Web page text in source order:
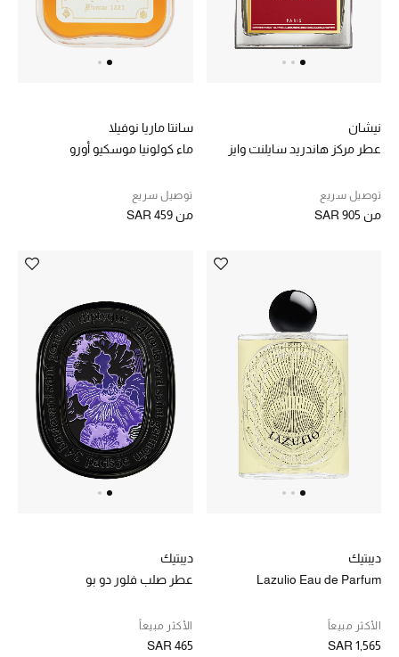
نيشان
عطر مركز هاندريد سايلنت وايز
توصيل سريع
من SAR 905
سانتا ماريا نوفيلا
ماء كولونيا موسكيو أورو
توصيل سريع
من SAR 459
ديبتيك
Lazulio Eau de Parfum
الأكثر مبيعاً
SAR 1,565
ديبتيك
عطر صلب فلور دو بو
الأكثر مبيعاً
SAR 465